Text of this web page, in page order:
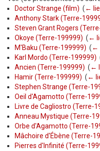
Doctor Strange (film) ( ←
Anthony Stark (Terre-
Steven Grant Rogers
Okoye (Terre-199999) ( ←
M'Baku (Terre-199999) ( ←
Karl Mordo (Terre-199999)
Ancien (Terre-199999) ( ←
Hamir (Terre-199999) ( ←
Stephen Strange (Terre-
Oeil d'Agamotto (Terre-
Livre de Cagliostro (Terre-
Anneau Mystique (Terre-
Orbe d'Agamotto (Terre-
Mâchoire d'Ébène (Terre-
Pierres d'Infinité (Terre-